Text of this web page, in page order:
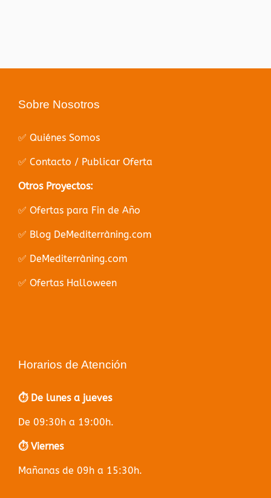
Sobre Nosotros
✅ Quiénes Somos
✅ Contacto / Publicar Oferta
Otros Proyectos:
✅ Ofertas para Fin de Año
✅ Blog DeMediterràning.com
✅ DeMediterràning.com
✅ Ofertas Halloween
Horarios de Atención
⏱️ De lunes a jueves
De 09:30h a 19:00h.
⏱️ Viernes
Mañanas de 09h a 15:30h.